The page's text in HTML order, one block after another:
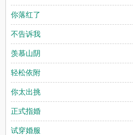
你落红了
不告诉我
羡慕山阴
轻松依附
你太出挑
正式指婚
试穿婚服